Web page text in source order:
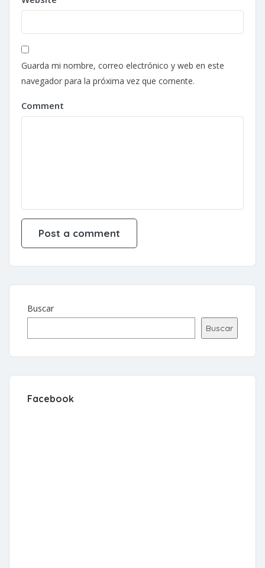
Guarda mi nombre, correo electrónico y web en este
navegador para la próxima vez que comente.
Comment
Buscar
Buscar
Facebook